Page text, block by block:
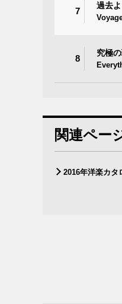
7
過去
8
究極
関連ペー
2016年洋楽カタ